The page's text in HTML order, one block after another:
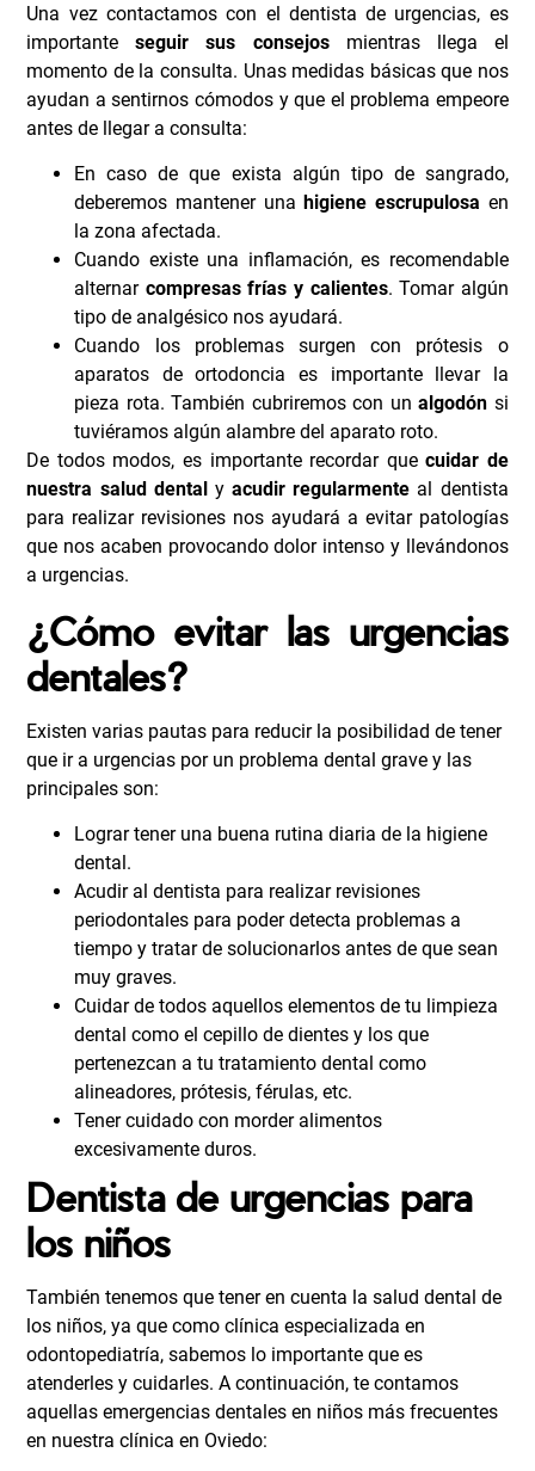
Una vez contactamos con el dentista de urgencias, es
importanteseguir sus consejosmientras llega el
momento de la consulta. Unas medidas básicas que nos
ayudan a sentirnos cómodos y que el problema empeore
antes de llegar a consulta:
En caso de que exista algún tipo de sangrado,
deberemos mantener una higiene escrupulosa en
la zona afectada.
Cuando existe una inflamación, es recomendable
alternar compresas frías y calientes. Tomar algún
tipo de analgésico nos ayudará.
Cuando los problemas surgen con prótesis o
aparatos de ortodoncia es importante llevar la
pieza rota. También cubriremos con unalgodón si
tuviéramos algún alambre del aparato roto.
De todos modos, es importante recordar quecuidar de
nuestra salud dental yacudir regularmente al dentista
para realizar revisiones nos ayudará a evitar patologías
que nos acaben provocando dolor intenso y llevándonos
a urgencias.
¿Cómo evitar las urgencias
dentales?
Existen varias pautas para reducir la posibilidad de tener
que ir a urgencias por un problema dental grave y las
principales son:
Lograr tener una buena rutina diaria de la higiene
dental.
Acudir al dentista para realizar revisiones
periodontales para poder detecta problemas a
tiempo y tratar de solucionarlos antes de que sean
muy graves.
Cuidar de todos aquellos elementos de tu limpieza
dental como el cepillo de dientes y los que
pertenezcan a tu tratamiento dental como
alineadores, prótesis, férulas, etc.
Tener cuidado con morder alimentos
excesivamente duros.
Dentista de urgencias para
los niños
También tenemos que tener en cuenta la salud dental de
los niños, ya que como clínica especializada en
odontopediatría, sabemos lo importante que es
atenderles y cuidarles. A continuación, te contamos
aquellas emergencias dentales en niños más frecuentes
en nuestra clínica en Oviedo: